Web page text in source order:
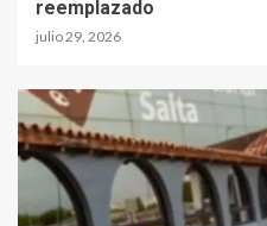
reemplazado
julio 29, 2026